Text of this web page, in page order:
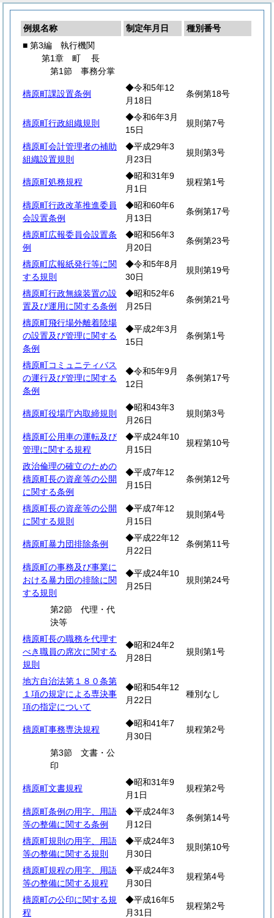
例規名称 制定年月日
種別番号
■ 第3編 執行機関
第1章 町長
第1節 事務分掌
檮原町課設置条例
◆令和5年12
月18日
条例第18号
檮原町行政組織規則
◆令和6年3月
15日
規則第7号
檮原町会計管理者の補助
組織設置規則
◆平成29年3
月23日
規則第3号
檮原町処務規程
◆昭和31年9
月1日
規程第1号
檮原町行政改革推進委員
会設置条例
◆昭和60年6
月13日
条例第17号
檮原町広報委員会設置条
例
◆昭和56年3
月20日
条例第23号
檮原町広報紙発行等に関
する規則
◆令和5年8月
30日
規則第19号
檮原町行政無線装置の設
置及び運用に関する条例
◆昭和52年6
月25日
条例第21号
檮原町飛行場外離着陸場
の設置及び管理に関する
条例
◆平成2年3月
15日
条例第1号
檮原町コミュニティバス
の運行及び管理に関する
条例
◆令和5年9月
12日
条例第17号
檮原町役場庁内取締規則
◆昭和43年3
月26日
規則第3号
檮原町公用車の運転及び
管理に関する規程
◆平成24年10
月15日
規程第10号
政治倫理の確立のための
檮原町長の資産等の公開
に関する条例
◆平成7年12
月15日
条例第12号
檮原町長の資産等の公開
に関する規則
◆平成7年12
月15日
規則第4号
檮原町暴力団排除条例
◆平成22年12
月22日
条例第11号
檮原町の事務及び事業に
おける暴力団の排除に関
する規則
◆平成24年10
月25日
規則第24号
第2節 代理・代
決等
檮原町長の職務を代理す
べき職員の席次に関する
規則
◆昭和24年2
月28日
規則第1号
地方自治法第１８０条第
１項の規定による専決事
項の指定について
◆昭和54年12
月22日
種別なし
檮原町事務専決規程
◆昭和41年7
月30日
規程第2号
第3節 文書・公
印
檮原町文書規程
◆昭和31年9
月1日
規程第2号
檮原町条例の用字、用語
等の整備に関する条例
◆平成24年3
月12日
条例第14号
檮原町規則の用字、用語
等の整備に関する規則
◆平成24年3
月30日
規則第10号
檮原町規程の用字、用語
等の整備に関する規程
◆平成24年3
月30日
規程第4号
檮原町の公印に関する規
程
◆平成16年5
月31日
規程第2号